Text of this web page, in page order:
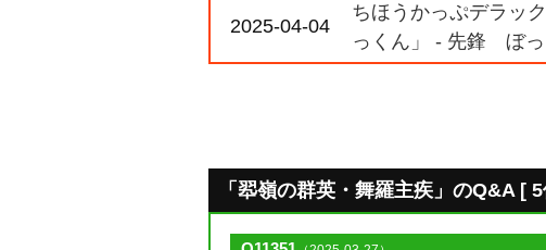
2025-04-04
ちほうかっぷデラッ
っくん」 - 先鋒 ぼっ
「翆嶺の群英・舞羅主疾」のQ&A [ 5